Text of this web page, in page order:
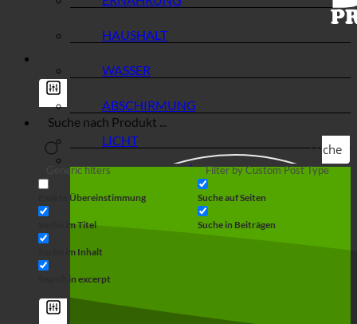
Suche
Generic filters
Exakte Übereinstimmung
Suche im Titel
Suche im Inhalt
Search in excerpt
Filter by Custom Post Type
Suche auf Seiten
Suche in Beiträgen
HAUSHALT
WASSER
ABSCHIRMUNG
LICHT